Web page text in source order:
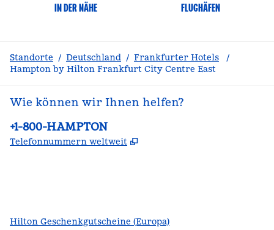
IN DER NÄHE FLUGHÄFEN
Standorte / Deutschland / Frankfurter Hotels
/
Hampton by Hilton Frankfurt City Centre East
Wie können wir Ihnen helfen?
Telefon:
+1-800-HAMPTON
Telefonnummern weltweit ,
Hilton Geschenkgutscheine (Europa)